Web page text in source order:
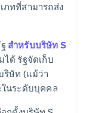
ภทที่สามารถส่ง
สำหรับบริษัท S
ได้ รัฐจัดเก็บ
ริษัท (แม้ว่า
ในระดับบุคคล